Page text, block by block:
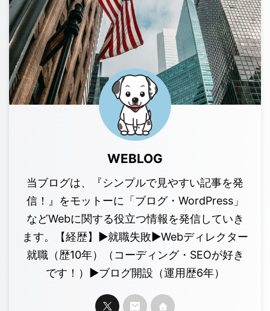
WEBLOG
当ブログは、『シンプルで見やすい記事を発
信！』をモットーに「ブログ・WordPress」
などWebに関する役立つ情報を発信していき
ます。【経歴】▶︎就職失敗▶︎Webディレクター
就職（歴10年）（コーディング・SEOが好き
です！）▶︎ブログ開設（運用歴6年）